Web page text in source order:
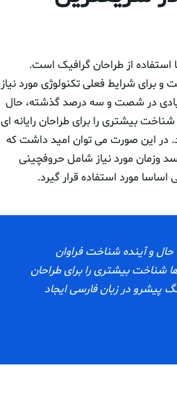
از طراحان گرافیک است.
برای شرایط فعلی تکنولوژی مورد نیاز
زیادی در شصت و سه درصد گذشته، حال
بیشتری را برای طراحان رایانه ای
در این صورت می توان امید داشت که
وزمان مورد نیاز شامل حروفچینی
مورد استفاده قرار گیرد.
و آینده شناخت فراوان
شناخت بیشتری را برای طراحان
پیشرو در زبان فارسی ایجاد